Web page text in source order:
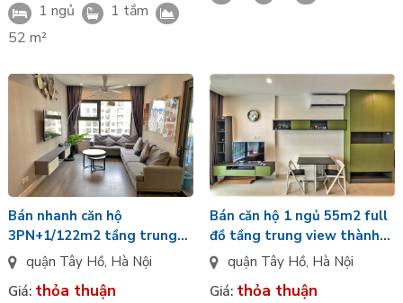
1 ngủ
1 tắm
52 m²
Bán nhanh căn hộ
3PN+1/122m2 tầng trung
full đồ mới tòa S1
quận Tây Hồ, Hà Nội
Giá: thỏa thuận
Bán căn hộ 1 ngủ 55m2 full
đồ tầng trung view thành
phố tại S1 Sungrand City
quận Tây Hồ, Hà Nội
Giá: thỏa thuận